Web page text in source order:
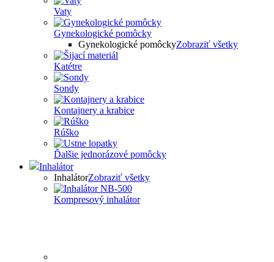
Vaty
Gynekologické pomôcky
Gynekologické pomôckyZobraziť všetky
Katétre
Sondy
Kontajnery a krabice
Rúško
Ďalšie jednorázové pomôcky
Inhalátor
InhalátorZobraziť všetky
Kompresový inhalátor